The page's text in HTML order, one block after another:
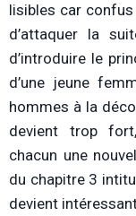
lisibles car
d’attaquer la
d’introduire le
d’une jeune
hommes à la
devient trop
chacun une
du chapitre 3
devient